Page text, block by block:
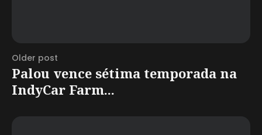
Older post
Palou vence sétima temporada na
IndyCar Farm...